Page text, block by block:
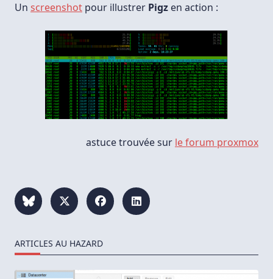
Un screenshot pour illustrer Pigz en action :
astuce trouvée sur le forum proxmox
ARTICLES AU HAZARD